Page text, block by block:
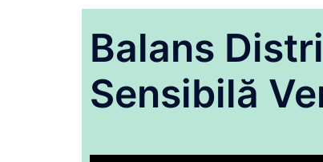
Balans
Sensibilă